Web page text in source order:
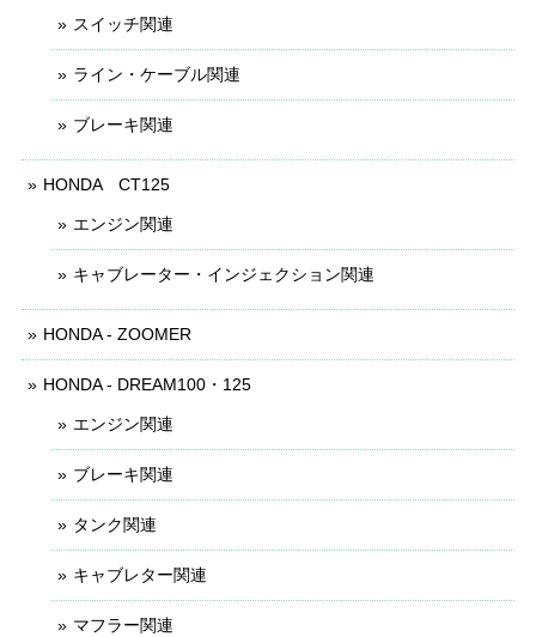
スイッチ関連
ライン・ケーブル関連
ブレーキ関連
HONDA CT125
エンジン関連
キャブレーター・インジェクション関連
HONDA - ZOOMER
HONDA - DREAM100・125
エンジン関連
ブレーキ関連
タンク関連
キャブレター関連
マフラー関連